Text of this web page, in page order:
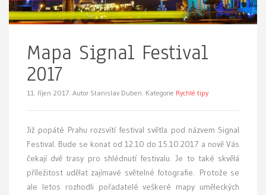
Mapa Signal Festival
2017
11. říjen 2017. Autor Stanislav Duben. Kategorie Rychlé tipy
Již popáté Prahu rozsvítí festival světla pod názvem Signal
Festival. Bude se konat od 12.10 do 15.10.2017 a nově Vás
čekají dvě trasy pro shlédnutí festivalu. Je to také skvělá
příležitost udělat zajímavé světelné fotografie. Protože se
ale letos rozhodli pořadatelé veškeré mapy uměleckých